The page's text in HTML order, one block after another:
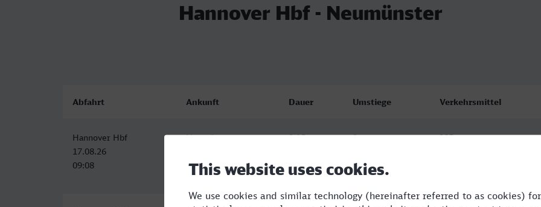
Hannover Hbf - Neumünster
Abfahrt Ankunft Dauer Umstiege Verkehrsmittel
Hannover Hbf
17.08.26
09:08
Neumünster
11:23
2:15 0 ICE